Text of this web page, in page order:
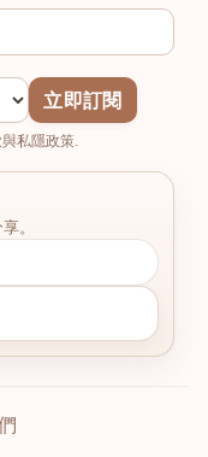
立即訂閱
私隱政策.
。